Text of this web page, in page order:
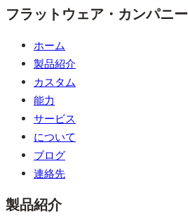
フラットウェア・カンパニー
ホーム
製品紹介
カスタム
能力
サービス
について
ブログ
連絡先
製品紹介